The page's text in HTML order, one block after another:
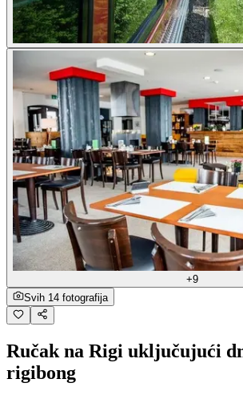
+9
Svih 14 fotografija
Ručak na Rigi uključujući
rigibong